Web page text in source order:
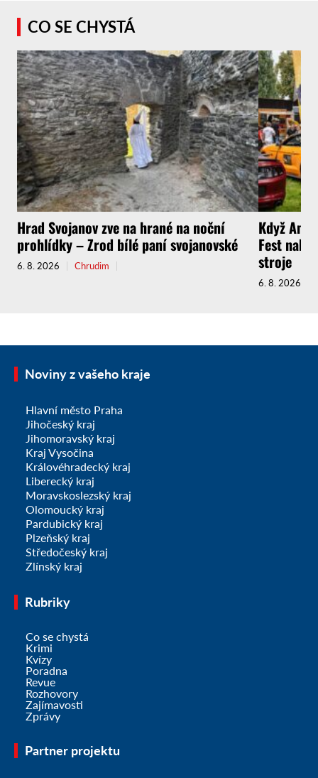
CO SE CHYSTÁ
Hrad Svojanov zve na hrané na noční
prohlídky – Zrod bílé paní svojanovské
6. 8. 2026 Chrudim
Když
Fest
stroje
6. 8. 2026
Noviny z vašeho kraje
Hlavní město Praha
Jihočeský kraj
Jihomoravský kraj
Kraj Vysočina
Královéhradecký kraj
Liberecký kraj
Moravskoslezský kraj
Olomoucký kraj
Pardubický kraj
Plzeňský kraj
Středočeský kraj
Zlínský kraj
Rubriky
Co se chystá
Krimi
Kvízy
Poradna
Revue
Rozhovory
Zajímavosti
Zprávy
Partner projektu